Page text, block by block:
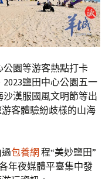
公園等游客熱點打卡
鹽田中心公園五一
漢服國風文明節等出
客體驗紛歧樣的山海
包養網 程“美妙鹽田”
年夜媒體平臺集中發